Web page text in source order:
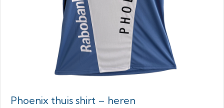
Phoenix thuis shirt – heren